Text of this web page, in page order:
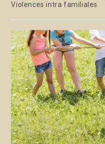
Violences intra familiales